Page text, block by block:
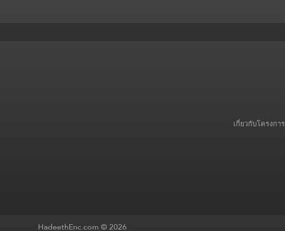
เกี่ยวกับโครงการ
HadeethEnc.com © 2026